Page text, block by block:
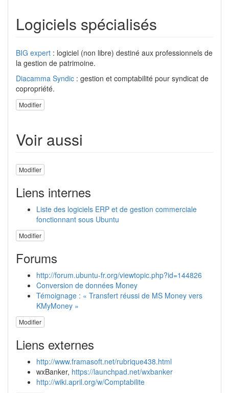
Logiciels spécialisés
BIG expert : logiciel (non libre) destiné aux professionnels de
la gestion de patrimoine.
Diacamma Syndic : gestion et comptabilité pour syndicat de
copropriété.
Modifier
Voir aussi
Modifier
Liens internes
Liste des logiciels ERP et de gestion commerciale
fonctionnant sous Ubuntu
Modifier
Forums
http://forum.ubuntu-fr.org/viewtopic.php?id=144826
Conversion de données Money
Témoignage : « Transfert réussi de MS Money vers
KMyMoney »
Modifier
Liens externes
http://www.framasoft.net/rubrique438.html
wxBanker, https://launchpad.net/wxbanker
http://wiki.april.org/w/Comptabilite